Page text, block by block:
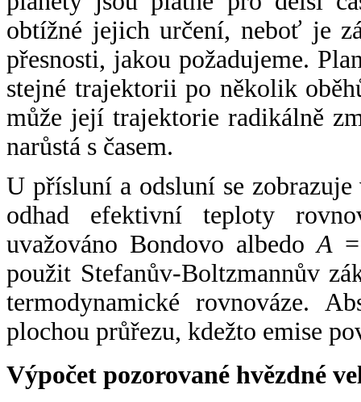
obtížné jejich určení, neboť je
přesnosti, jakou požadujeme.
stejné trajektorii po několik
může její trajektorie radikálně
narůstá s časem.
U přísluní a odsluní se
odhad efektivní teploty
uvažováno Bondovo albedoA
použit Stefanův-Boltzmannův
termodynamické rovnováze.
plochou průřezu, kdežto emise
Výpočet pozorované hvězdné